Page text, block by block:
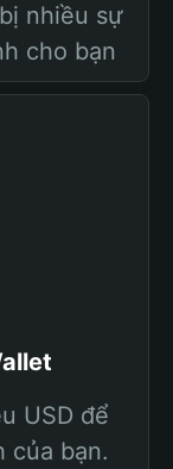
nhiều sự
cho bạn
USD để
của bạn.